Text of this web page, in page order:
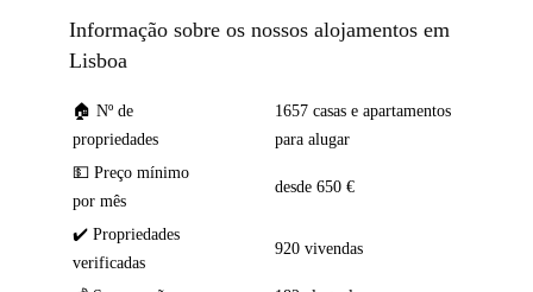
Informação sobre os nossos alojamentos em
Lisboa
🏠 Nº de
propriedades
1657 casas e apartamentos
para alugar
💵 Preço mínimo
por mês
desde 650 €
✔️ Propriedades
verificadas
920 vivendas